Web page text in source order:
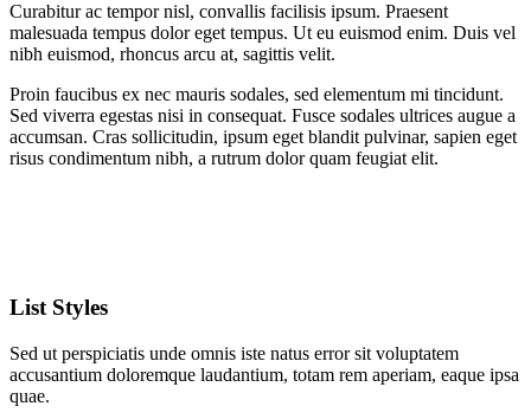
Curabitur ac tempor nisl, convallis facilisis ipsum. Praesent
malesuada tempus dolor eget tempus. Ut eu euismod enim. Duis vel
nibh euismod, rhoncus arcu at, sagittis velit.
Proin faucibus ex nec mauris sodales, sed elementum mi tincidunt.
Sed viverra egestas nisi in consequat. Fusce sodales ultrices augue a
accumsan. Cras sollicitudin, ipsum eget blandit pulvinar, sapien eget
risus condimentum nibh, a rutrum dolor quam feugiat elit.
List Styles
Sed ut perspiciatis unde omnis iste natus error sit voluptatem
accusantium doloremque laudantium, totam rem aperiam, eaque ipsa
quae.